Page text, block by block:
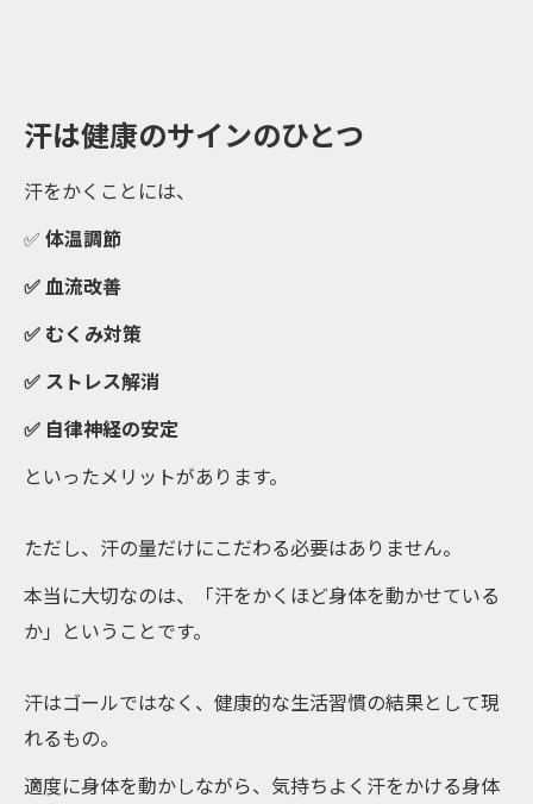
汗は健康のサインのひとつ
汗をかくことには、
✅ 体温調節
✅ 血流改善
✅ むくみ対策
✅ ストレス解消
✅ 自律神経の安定
といったメリットがあります。
ただし、汗の量だけにこだわる必要はありません。
本当に大切なのは、「汗をかくほど身体を動かせている
か」ということです。
汗はゴールではなく、健康的な生活習慣の結果として現
れるもの。
適度に身体を動かしながら、気持ちよく汗をかける身体